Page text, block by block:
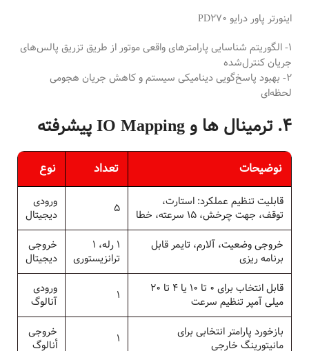
اینورتر پاور درایو PD270
1- الگوریتم شناسایی پارامترهای واقعی موتور از طریق تزریق پالس‌های
جریان کنترل‌شده
2- بهبود پاسخ‌گویی دینامیکی سیستم و کاهش جریان هجومی
لحظه‌ای
4. ترمینال ها و IO Mapping پیشرفته
نوضیحات تعداد نوع
قابليت تنظيم عملكرد: استارت،
توقف، جهت چرخش، 15 سرعته، خطا
5
ورودی
ديجيتال
خروجى وضعيت، آلارم، تايمر قابل
برنامه ريزى
1 رله، 1
ترانزيستورى
خروجى
ديجيتال
قابل انتخاب براى 0 تا 10 یا 4 تا 20
میلی آمپر تنظيم سرعت
1
ورودى
آنالوگ
بازخورد پارامتر انتخابى براى
مانيتورينگ خارجى
1
خروجى
أنالوگ